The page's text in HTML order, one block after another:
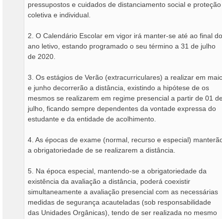
pressupostos e cuidados de distanciamento social e proteção
coletiva e individual.
2. O Calendário Escolar em vigor irá manter-se até ao final do
ano letivo, estando programado o seu término a 31 de julho
de 2020.
3. Os estágios de Verão (extracurriculares) a realizar em
e junho decorrerão a distância, existindo a hipótese de os
mesmos se realizarem em regime presencial a partir de 01
julho, ficando sempre dependentes da vontade expressa do
estudante e da entidade de acolhimento.
4. As épocas de exame (normal, recurso e especial)
a obrigatoriedade de se realizarem a distância.
5. Na época especial, mantendo-se a obrigatoriedade da
existência da avaliação a distância, poderá coexistir
simultaneamente a avaliação presencial com as necessárias
medidas de segurança acauteladas (sob responsabilidade
das Unidades Orgânicas), tendo de ser realizada no mesmo